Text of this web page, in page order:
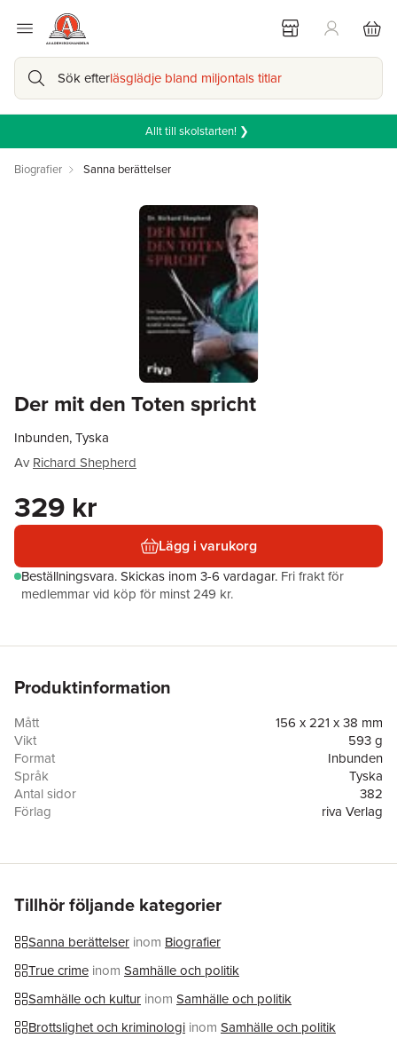
Sök efterläsglädje bland miljontals titlar
Allt till skolstarten! ❯
Biografier Sanna berättelser
Der mit den Toten spricht
Inbunden, Tyska
Av Richard Shepherd
329 kr
Lägg i varukorg
Beställningsvara.Skickas inom 3-6 vardagar. Fri frakt för
medlemmar vid köp för minst 249 kr.
Produktinformation
Mått
156 x 221 x 38 mm
Vikt
593 g
Format
Inbunden
Språk
Tyska
Antal sidor
382
Förlag
riva Verlag
Tillhör följande kategorier
Sanna berättelser inom Biografier
True crime inom Samhälle och politik
Samhälle och kultur inom Samhälle och politik
Brottslighet och kriminologi inom Samhälle och politik